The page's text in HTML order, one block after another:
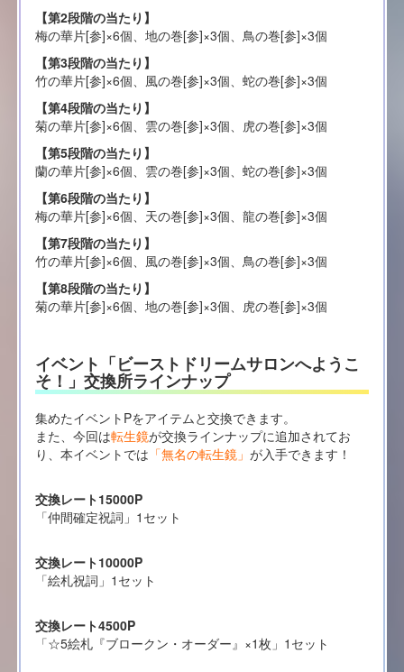
【第2段階の当たり】
梅の華片[参]×6個、地の巻[参]×3個、鳥の巻[参]×3個
【第3段階の当たり】
竹の華片[参]×6個、風の巻[参]×3個、蛇の巻[参]×3個
【第4段階の当たり】
菊の華片[参]×6個、雲の巻[参]×3個、虎の巻[参]×3個
【第5段階の当たり】
蘭の華片[参]×6個、雲の巻[参]×3個、蛇の巻[参]×3個
【第6段階の当たり】
梅の華片[参]×6個、天の巻[参]×3個、龍の巻[参]×3個
【第7段階の当たり】
竹の華片[参]×6個、風の巻[参]×3個、鳥の巻[参]×3個
【第8段階の当たり】
菊の華片[参]×6個、地の巻[参]×3個、虎の巻[参]×3個
イベント「ビーストドリームサロンへようこ
そ！」交換所ラインナップ
集めたイベントPをアイテムと交換できます。
また、今回は転生鏡が交換ラインナップに追加されてお
り、本イベントでは 「無名の転生鏡」 が入手できます！
交換レート15000P
「仲間確定祝詞」1セット
交換レート10000P
「絵札祝詞」1セット
交換レート4500P
「☆5絵札『ブロークン・オーダー』×1枚」1セット